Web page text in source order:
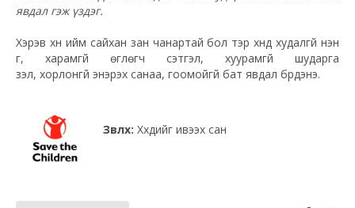
явдал гэж үздэг.
Хэрэв хүн ийм сайхан зан чанартай бол тэр хүнд худалгүй үнэн
үг, харамгүй өглөгч сэтгэл, хуурамгүй шударга
үзэл, хорлонгүй энэрэх санаа, гоомойгүй бат явдал бүрдэнэ.
Зөвлөх: Хүүхдийг ивээх сан